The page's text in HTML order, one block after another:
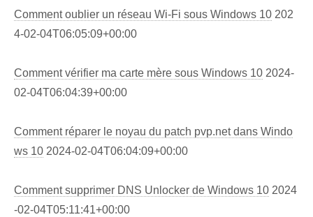
Comment oublier un réseau Wi-Fi sous Windows 10 202
4-02-04T06:05:09+00:00
Comment vérifier ma carte mère sous Windows 10 2024-
02-04T06:04:39+00:00
Comment réparer le noyau du patch pvp.net dans Windo
ws 10 2024-02-04T06:04:09+00:00
Comment supprimer DNS Unlocker de Windows 10 2024
-02-04T05:11:41+00:00